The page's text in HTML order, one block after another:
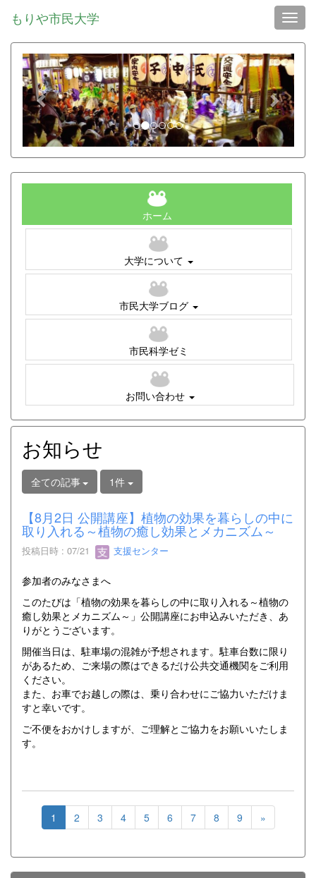
もりや市民大学
p
r
e
v
i
o
u
n
e
x
t
ホーム
大学について
市民大学ブログ
市民科学ゼミ
お問い合わせ
お知らせ
全ての記事 1件
【8月2日 公開講座】植物の効果を暮らしの中に
取り入れる～植物の癒し効果とメカニズム～
投稿日時 : 07/21 支援センター
参加者のみなさまへ
このたびは「植物の効果を暮らしの中に取り入れる～植物の
癒し効果とメカニズム～」公開講座にお申込みいただき、あ
りがとうございます。
開催当日は、駐車場の混雑が予想されます。駐車台数に限り
があるため、ご来場の際はできるだけ公共交通機関をご利用
ください。
また、お車でお越しの際は、乗り合わせにご協力いただけま
すと幸いです。
ご不便をおかけしますが、ご理解とご協力をお願いいたしま
す。
1 2 3 4 5 6 7 8 9 »